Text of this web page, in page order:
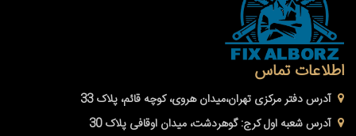
اطلاعات تماس
آدرس دفتر مرکزی تهران،میدان هروی، کوچه قائم، پلاک 33
آدرس شعبه اول کرج: گوهردشت، میدان اوقافی پلاک 30